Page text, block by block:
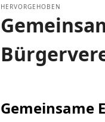
HERVORGEHOBEN
Gemeinsame